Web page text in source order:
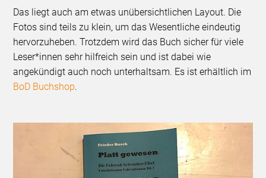
Das liegt auch am etwas unübersichtlichen Layout. Die
Fotos sind teils zu klein, um das Wesentliche eindeutig
hervorzuheben. Trotzdem wird das Buch sicher für viele
Leser*innen sehr hilfreich sein und ist dabei wie
angekündigt auch noch unterhaltsam. Es ist erhältlich im
BoD Buchshop.